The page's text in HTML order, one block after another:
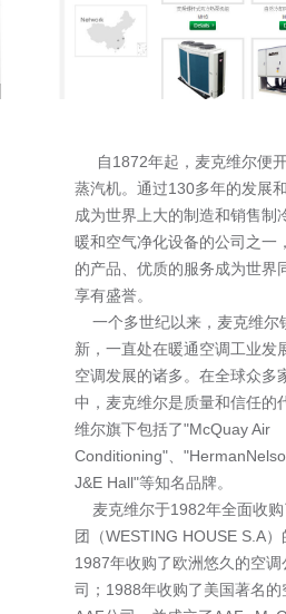
自1872年起，麦克维尔便
蒸汽机。通过130多年的发展
成为世界上大的制造和销售制
暖和空气净化设备的公司之一
的产品、优质的服务成为世界
享有盛誉。
一个多世纪以来，麦克维尔
新，一直处在暖通空调工业发
空调发展的诸多。在全球众多
中，麦克维尔是质量和信任的
维尔旗下包括了"McQuay Air
Conditioning"、
J&E Hall"等知名品牌。
麦克维尔于1982年全面收购
团（WESTING HOUSE S.A）
1987年收购了欧洲悠久的空调
司；1988年收购了美国著名的